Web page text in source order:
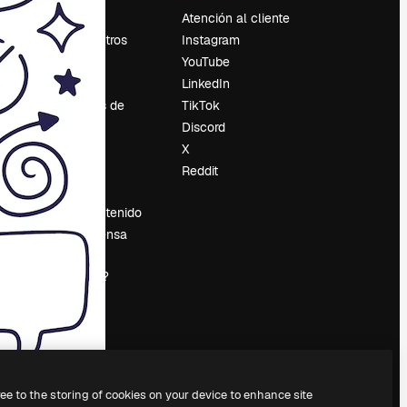
Precios
Sobre nosotros
Empleo
Tendencias de
búsqueda
Blog
Eventos
Slidesgo
Vender contenido
Sala de prensa
¿Buscas
magnific.ai?
Atención al cliente
Instagram
YouTube
LinkedIn
TikTok
Discord
X
Reddit
to the storing of cookies on your device to enhance site